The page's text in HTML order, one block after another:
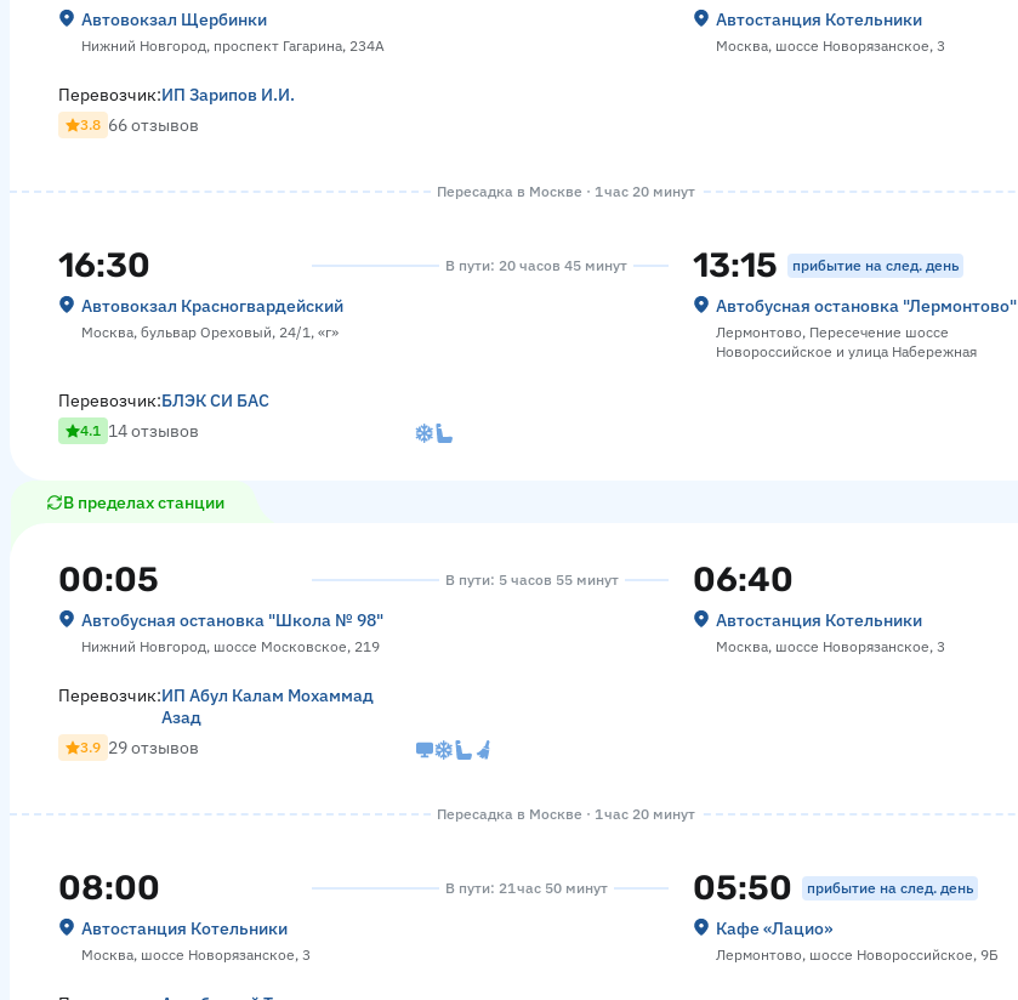
Автовокзал Щербинки
Нижний Новгород, проспект Гагарина, 234А
Автостанция Котельники
Москва, шоссе Новорязанское, 3
Перевозчик:ИП Зарипов И.И.
3.8 66 отзывов
Пересадка в Москве · 1 час 20 минут
16:30
Автовокзал Красногвардейский
Москва, бульвар Ореховый, 24/1, «г»
В пути: 20 часов 45 минут 13:15 прибытие на след. день
Автобусная остановка "Лермонтово"
Лермонтово, Пересечение шоссе
Новороссийское и улица Набережная
Перевозчик:БЛЭК СИ БАС
4.1 14 отзывов
В пределах станции
00:05
Автобусная остановка "Школа № 98"
Нижний Новгород, шоссе Московское, 219
В пути: 5 часов 55 минут 06:40
Автостанция Котельники
Москва, шоссе Новорязанское, 3
Перевозчик:ИП Абул Калам Мохаммад
Азад
3.9 29 отзывов
Пересадка в Москве · 1 час 20 минут
08:00
Автостанция Котельники
Москва, шоссе Новорязанское, 3
В пути: 21 час 50 минут 05:50 прибытие на след. день
Кафе «Лацио»
Лермонтово, шоссе Новороссийское, 9Б